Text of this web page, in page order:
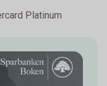
Platinum